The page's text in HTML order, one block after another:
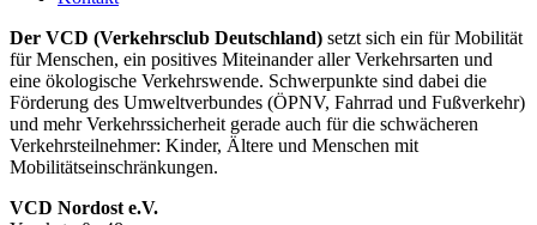
Der VCD (Verkehrsclub Deutschland) setzt sich ein für Mobilität
für Menschen, ein positives Miteinander aller Verkehrsarten und
eine ökologische Verkehrswende. Schwerpunkte sind dabei die
Förderung des Umweltverbundes (ÖPNV, Fahrrad und Fußverkehr)
und mehr Verkehrssicherheit gerade auch für die schwächeren
Verkehrsteilnehmer: Kinder, Ältere und Menschen mit
Mobilitätseinschränkungen.
VCD Nordost e.V.